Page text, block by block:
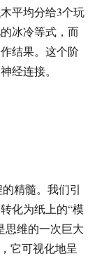
平均分给3个玩
冰冷等式，而
结果。这个阶
经连接。
精髓。我们引
化为纸上的“模
思维的一次巨大
它可视化地呈